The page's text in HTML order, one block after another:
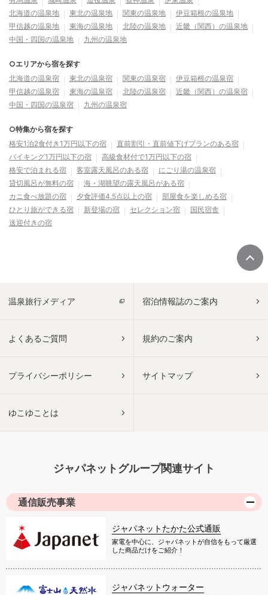
北海道の温泉地
東北の温泉地 関東の温泉地
伊豆箱根の温泉地
甲信越の温泉地
東海の温泉地 北陸の温泉地
近畿（関西）の温泉地
中国・四国の温泉地
九州の温泉地
○エリアから宿を探す
北海道の温泉宿
東北の温泉宿 関東の温泉宿
伊豆箱根の温泉宿
甲信越の温泉宿
東海の温泉宿 北陸の温泉宿
近畿（関西）の温泉宿
中国・四国の温泉宿
九州の温泉宿
○特集から宿を探す
格安1泊2食付き1万円以下の宿
直前割引・直前値下げプランのある宿
バイキング1万円以下の宿
高級食材付で1万円以下の宿
格安で泊まれる宿
客室露天風呂のある宿
にごり湯の温泉宿
貸切風呂が無料の宿
海・湖眺望の露天風呂がある宿
カニ食べ放題の宿
夕食評価4.5点以上の宿
部屋食を楽しめる宿
ひとり旅ができる宿
新登場の宿 セレクション宿
国民宿舎
送迎付きの宿
温泉旅行メディア 宿泊情報誌のご案内
よくあるご質問 規約のご案内
プライバシーポリシー サイトマップ
ゆこゆことは
ジャパネットグループ関連サイト
通信販売事業
ジャパネットたかた公式通販
家電を中心に、ジャパネットが自信をもって厳選
した商品だけをご紹介！
ジャパネットウォーター